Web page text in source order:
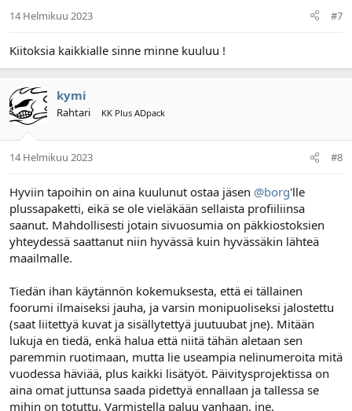
14 Helmikuu 2023 #7
Kiitoksia kaikkialle sinne minne kuuluu !
kymi
Rahtari KK Plus ADpack
14 Helmikuu 2023 #8
Hyviin tapoihin on aina kuulunut ostaa jäsen @borg'lle
plussapaketti, eikä se ole vieläkään sellaista profiiliinsa
saanut. Mahdollisesti jotain sivuosumia on päkkiostoksien
yhteydessä saattanut niin hyvässä kuin hyvässäkin lähteä
maailmalle.
Tiedän ihan käytännön kokemuksesta, että ei tällainen
foorumi ilmaiseksi jauha, ja varsin monipuoliseksi jalostettu
(saat liitettyä kuvat ja sisällytettyä juutuubat jne). Mitään
lukuja en tiedä, enkä halua että niitä tähän aletaan sen
paremmin ruotimaan, mutta lie useampia nelinumeroita mitä
vuodessa häviää, plus kaikki lisätyöt. Päivitysprojektissa on
aina omat juttunsa saada pidettyä ennallaan ja tallessa se
mihin on totuttu. Varmistella paluu vanhaan, jne.